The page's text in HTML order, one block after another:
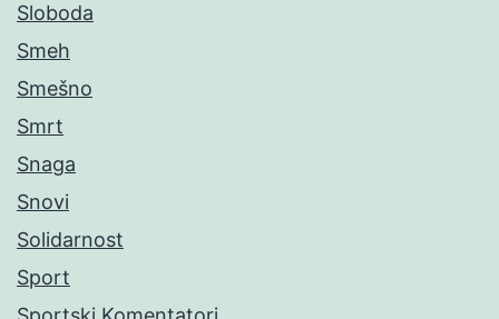
Sloboda
Smeh
Smešno
Smrt
Snaga
Snovi
Solidarnost
Sport